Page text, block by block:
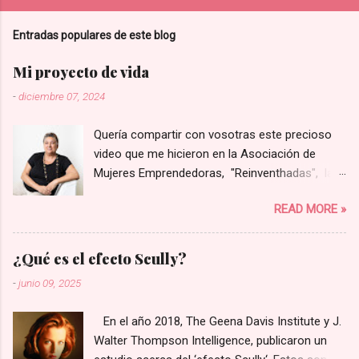
Entradas populares de este blog
Mi proyecto de vida
-diciembre 07, 2024
Quería compartir con vosotras este precioso
video que me hicieron en la Asociación de
Mujeres Emprendedoras, "Reinventhadas", las
poner en valor proyectos liderados por mujeres
de la provincia de Castellón. Entre todos los
presentados eligieron solo a ocho de ellos para
hacer un video corporativo, y yo tuve la gran
el enlace 👉 video Rosa Marco 💜
READ MORE »
¿Qué es el efecto Scully?
-junio 09, 2025
En el año 2018, The Geena Davis Institute y J.
Walter Thompson Intelligence, publicaron un